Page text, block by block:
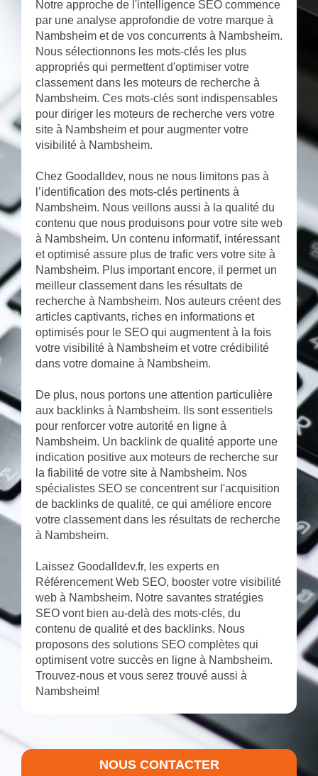
Notre approche de l'intelligence SEO commence
par une analyse approfondie de votre marque à
Nambsheim et de vos concurrents à Nambsheim.
Nous sélectionnons les mots-clés les plus
appropriés qui permettent d'optimiser votre
classement dans les moteurs de recherche à
Nambsheim. Ces mots-clés sont indispensables
pour diriger les moteurs de recherche vers votre
site à Nambsheim et pour augmenter votre
visibilité à Nambsheim.
Chez Goodalldev, nous ne nous limitons pas à
l’identification des mots-clés pertinents à
Nambsheim. Nous veillons aussi à la qualité du
contenu que nous produisons pour votre site web
à Nambsheim. Un contenu informatif, intéressant
et optimisé assure plus de trafic vers votre site à
Nambsheim. Plus important encore, il permet un
meilleur classement dans les résultats de
recherche à Nambsheim. Nos auteurs créent des
articles captivants, riches en informations et
optimisés pour le SEO qui augmentent à la fois
votre visibilité à Nambsheim et votre crédibilité
dans votre domaine à Nambsheim.
De plus, nous portons une attention particulière
aux backlinks à Nambsheim. Ils sont essentiels
pour renforcer votre autorité en ligne à
Nambsheim. Un backlink de qualité apporte une
indication positive aux moteurs de recherche sur
la fiabilité de votre site à Nambsheim. Nos
spécialistes SEO se concentrent sur l'acquisition
de backlinks de qualité, ce qui améliore encore
votre classement dans les résultats de recherche
à Nambsheim.
Laissez Goodalldev.fr, les experts en
Référencement Web SEO, booster votre visibilité
web à Nambsheim. Notre savantes stratégies
SEO vont bien au-delà des mots-clés, du
contenu de qualité et des backlinks. Nous
proposons des solutions SEO complètes qui
optimisent votre succès en ligne à Nambsheim.
Trouvez-nous et vous serez trouvé aussi à
Nambsheim!
NOUS CONTACTER